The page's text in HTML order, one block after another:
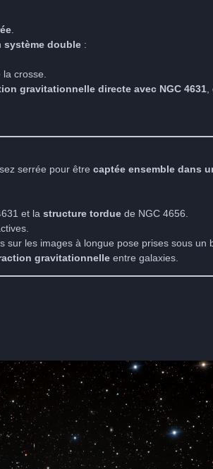
système double :
crosse.
gravitationnelle directe avec NGC 4631
serrée pour être captée ensemble dans
et la structure tordue de NGC 4656.
sur les images à longue pose prises sous un
gravitationnelle entre galaxies.